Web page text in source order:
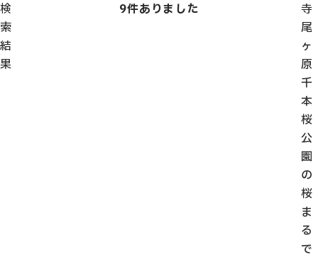
検
索
結
果
9件ありました
寺
尾
ヶ
原
千
本
桜
公
園
の
桜
ま
る
で